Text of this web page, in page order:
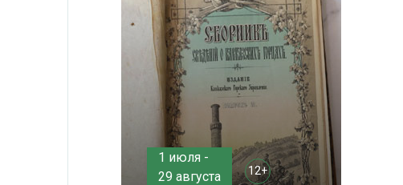
1 июля -
29 августа
12+